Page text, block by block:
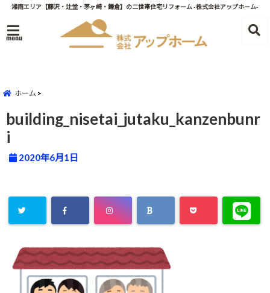
湘南エリア【藤沢・辻堂・茅ヶ崎・鎌倉】の二世帯住宅リフォーム -株式会社アップホーム-
menu
ホーム
building_nisetai_jutaku_kanzenbunr
i
2020年6月1日